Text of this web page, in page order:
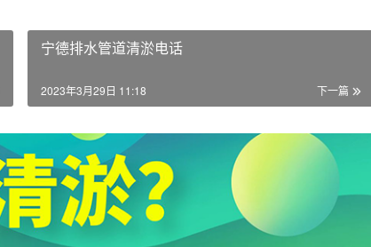
宁德排水管道清淤电话
下一篇
2023年3月29日 11:18